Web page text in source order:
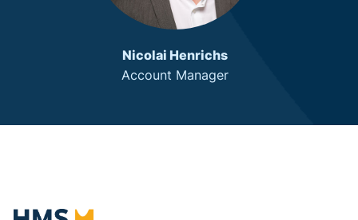
Nicolai Henrichs
Account Manager